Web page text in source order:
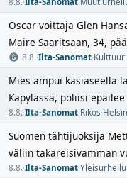
Oscar-voittaja Glen
Maire Saaritsaan, 34,
8.8.·Ilta-Sanomat·Kulttuuri
Mies ampui käsiaseella
Käpylässä, poliisi
8.8.·Ilta-Sanomat·Rikos·
Suomen tähtijuoksija
väliin takareisivamman
8.8.·Ilta-Sanomat·Yleisurheilu